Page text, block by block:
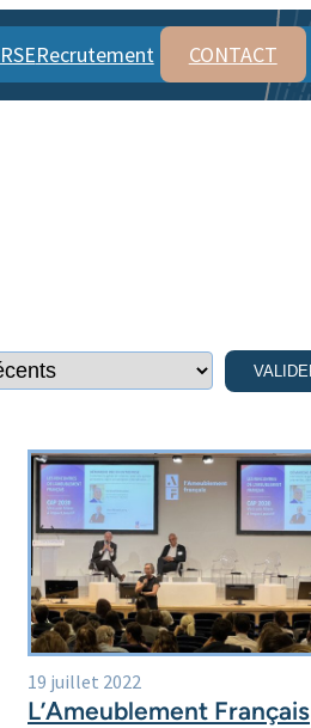
RSERecrutement CONTACT
19 juillet 2022
L’Ameublement Français